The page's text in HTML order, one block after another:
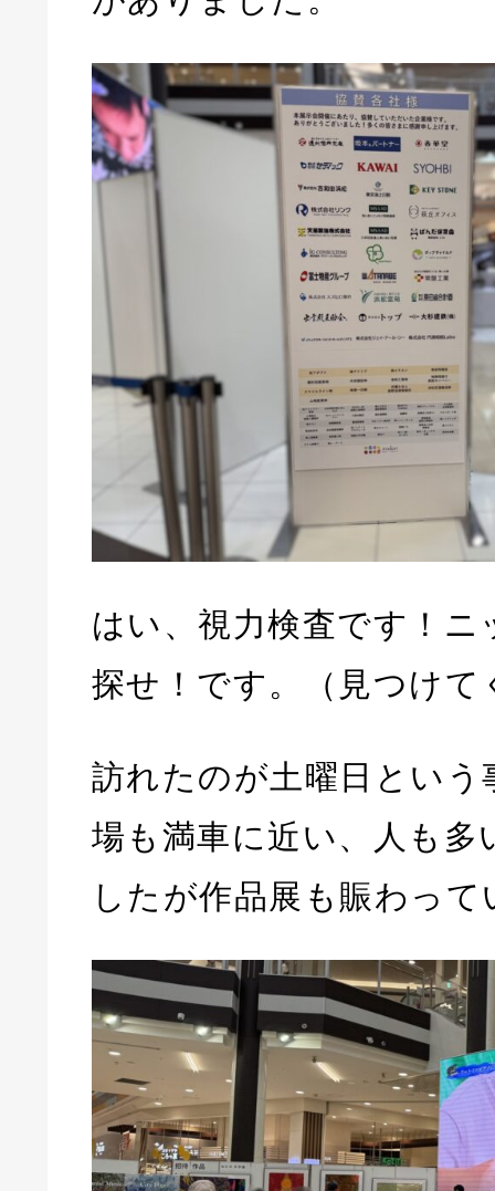
はい、視力検査です！ニ
探せ！です。（見つけて
訪れたのが土曜日という
場も満車に近い、人も多
したが作品展も賑わっ